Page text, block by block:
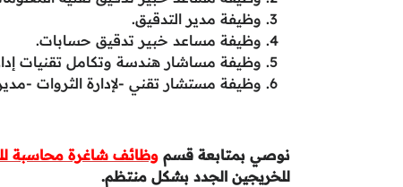
وظيفة مدير التدقيق.
وظيفة مساعد خبير تدقيق حسابات.
وظيفة مساشار هندسة وتكامل تقنيات
وظيفة مستشار تقني -لإدارة الثروات -
نوصي بمتابعة قسم وظائف شاغرة محاسبة
للخريجين الجدد بشكل منتظم.